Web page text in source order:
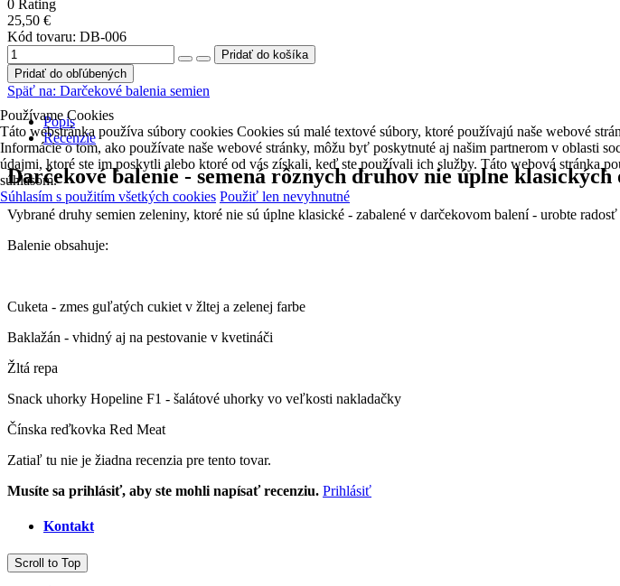
0 Rating
25,50 €
Kód tovaru: DB-006
Pridať do obľúbených
Späť na: Darčekové balenia semien
Popis
Recenzie
Darčekové balenie - semená rôznych druhov nie úplne
Vybrané druhy semien zeleniny, ktoré nie sú úplne klasické - zabalené v darčekovom balení - urobte
Balenie obsahuje:
Cuketa - zmes guľatých cukiet v žltej a zelenej farbe
Baklažán - vhidný aj na pestovanie v kvetináči
Žltá repa
Snack uhorky Hopeline F1 - šalátové uhorky vo veľkosti nakladačky
Čínska reďkovka Red Meat
Zatiaľ tu nie je žiadna recenzia pre tento tovar.
Musíte sa prihlásiť, aby ste mohli napísať recenziu. Prihlásiť
Kontakt
Scroll to Top
Používame Cookies
Táto webstránka používa súbory cookies Cookies sú malé textové súbory, ktoré používajú naše webové
Informácie o tom, ako používate naše webové stránky, môžu byť poskytnuté aj našim partnerom v oblasti
údajmi, ktoré ste im poskytli alebo ktoré od vás získali, keď ste používali ich služby. Táto webová stránka
súhlasom.
Súhlasím s použitím všetkých cookies Použiť len nevyhnutné